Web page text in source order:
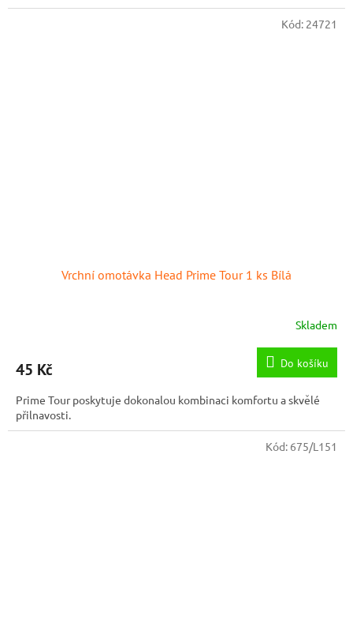
Vrchní omotávka Head Prime Tour 1 ks Bílá
Skladem
45 Kč Do košíku
Prime Tour poskytuje dokonalou kombinaci komfortu a skvělé
přilnavosti.
Kód: 24721
Kód: 675/L151